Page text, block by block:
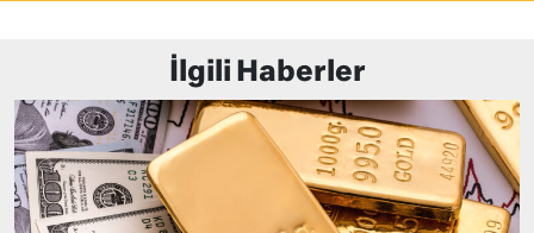
İlgili Haberler